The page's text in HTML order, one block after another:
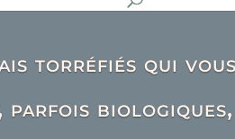
torréfiés qui
parfois